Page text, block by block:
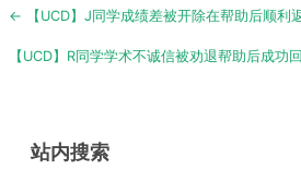
Post
← 【UCD】J同学成绩差被开除在帮助后顺利
【UCD】R同学学术不诚信被劝退帮助后成功
站内搜索